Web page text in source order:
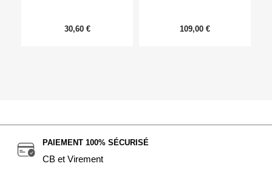
30,60 € 109,00 €
PAIEMENT 100% SÉCURISÉ
CB et Virement